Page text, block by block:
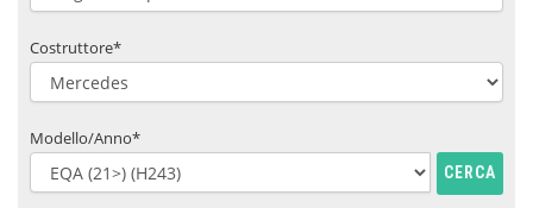
Costruttore*
Modello/Anno*
CERCA